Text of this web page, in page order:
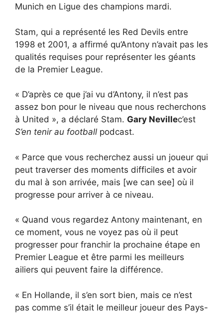
Munich en Ligue des champions mardi.
Stam, qui a représenté les Red Devils entre
1998 et 2001, a affirmé qu’Antony n’avait pas les
qualités requises pour représenter les géants
de la Premier League.
« D’après ce que j’ai vu d’Antony, il n’est pas
assez bon pour le niveau que nous recherchons
à United », a déclaré Stam. Gary Nevillec’est
S’en tenir au football podcast.
« Parce que vous recherchez aussi un joueur qui
peut traverser des moments difficiles et avoir
du mal à son arrivée, mais [we can see] où il
progresse pour arriver à ce niveau.
« Quand vous regardez Antony maintenant, en
ce moment, vous ne voyez pas où il peut
progresser pour franchir la prochaine étape en
Premier League et être parmi les meilleurs
ailiers qui peuvent faire la différence.
« En Hollande, il s’en sort bien, mais ce n’est
pas comme s’il était le meilleur joueur des Pays-